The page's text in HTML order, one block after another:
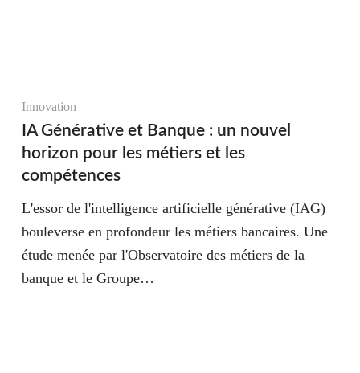
Innovation
IA Générative et Banque : un nouvel
horizon pour les métiers et les
compétences
L'essor de l'intelligence artificielle générative (IAG)
bouleverse en profondeur les métiers bancaires. Une
étude menée par l'Observatoire des métiers de la
banque et le Groupe…